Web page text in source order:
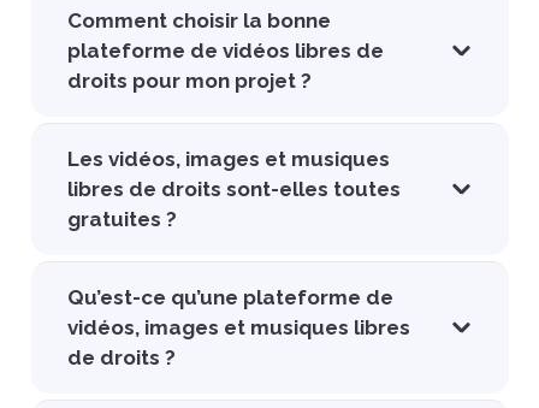
Comment choisir la bonne
plateforme de vidéos libres de
droits pour mon projet ?
Les vidéos, images et musiques
libres de droits sont-elles toutes
gratuites ?
Qu’est-ce qu’une plateforme de
vidéos, images et musiques libres
de droits ?